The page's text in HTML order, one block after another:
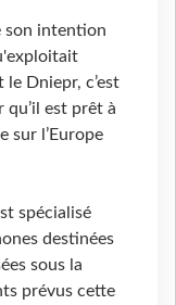
son intention
Dniepr, c’est
qu’il est prêt à
sur l’Europe
spécialisé
destinées
sous la
prévus cette